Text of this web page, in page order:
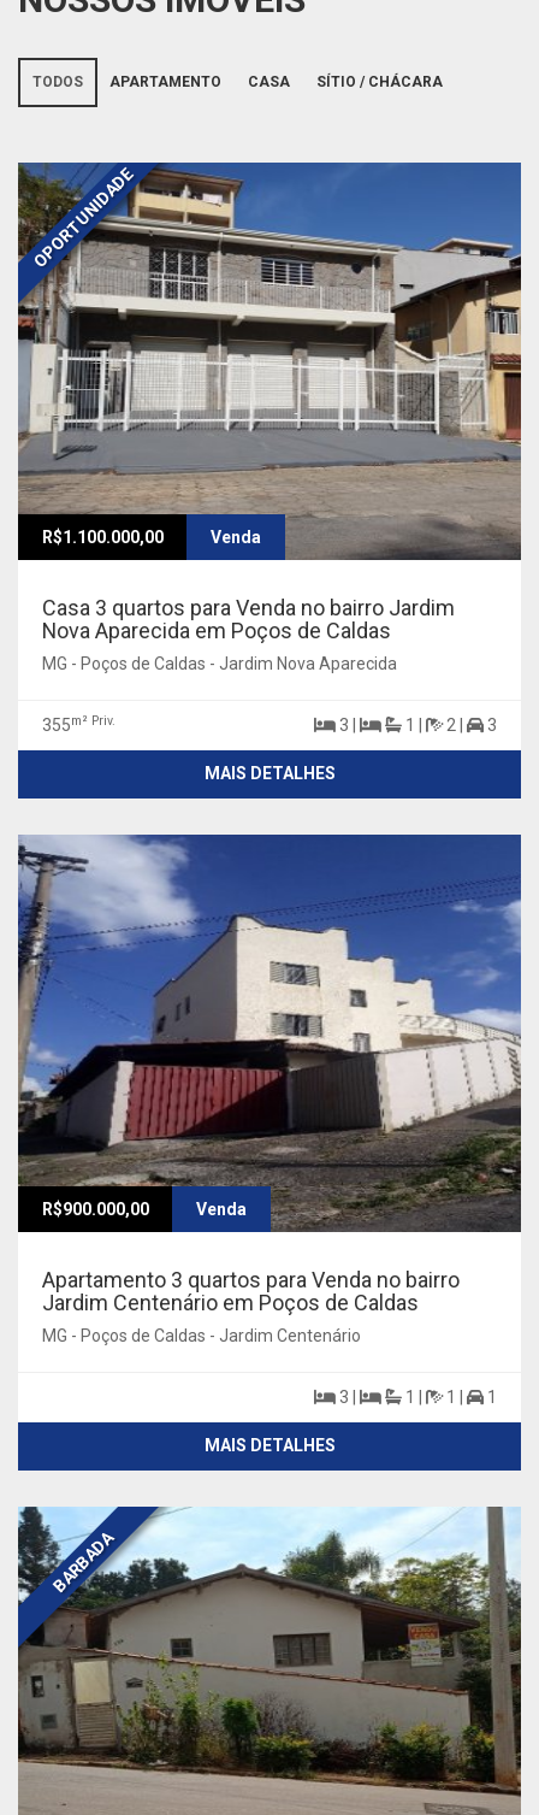
TODOS APARTAMENTO CASA SÍTIO / CHÁCARA
OPORTUNIDADE
R$1.100.000,00 Venda
Casa 3 quartos para Venda no bairro Jardim
Nova Aparecida em Poços de Caldas
MG - Poços de Caldas - Jardim Nova Aparecida
355m² Priv. 3 | 1 | 2 | 3
MAIS DETALHES
R$900.000,00 Venda
Apartamento 3 quartos para Venda no bairro
Jardim Centenário em Poços de Caldas
MG - Poços de Caldas - Jardim Centenário
3 | 1 | 1 | 1
MAIS DETALHES
BARBADA